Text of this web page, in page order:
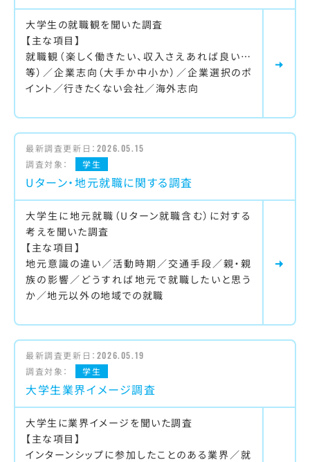
大学生の就職観を聞いた調査
【主な項目】
就職観（楽しく働きたい、収入さえあれば良い…
等）／企業志向（大手か中小か）／企業選択のポ
イント／行きたくない会社／海外志向
最新調査更新日： 2026.05.15
調査対象：
学生
Uターン・地元就職に関する調査
大学生に地元就職（Uターン就職含む）に対する
考えを聞いた調査
【主な項目】
地元意識の違い／活動時期／交通手段／親・親
族の影響／どうすれば地元で就職したいと思う
か／地元以外の地域での就職
最新調査更新日： 2026.05.19
調査対象：
学生
大学生業界イメージ調査
大学生に業界イメージを聞いた調査
【主な項目】
インターンシップに参加したことのある業界／就